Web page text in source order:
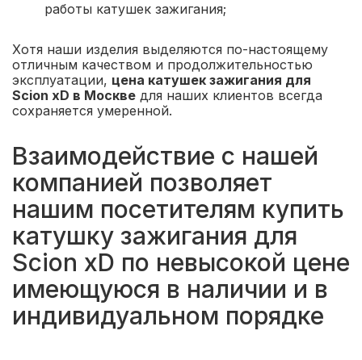
работы катушек зажигания;
Хотя наши изделия выделяются по-настоящему
отличным качеством и продолжительностью
эксплуатации, цена катушек зажигания для
Scion xD в Москве для наших клиентов всегда
сохраняется умеренной.
Взаимодействие с нашей
компанией позволяет
нашим посетителям купить
катушку зажигания для
Scion xD по невысокой цене
имеющуюся в наличии и в
индивидуальном порядке